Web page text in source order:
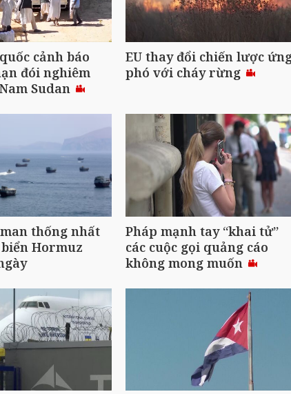
cảnh báo
đói nghiêm
Sudan
EU thay đổi chiến lược
phó với cháy rừng
thống nhất
Hormuz
Pháp mạnh tay “khai tử”
các cuộc gọi quảng cáo
không mong muốn